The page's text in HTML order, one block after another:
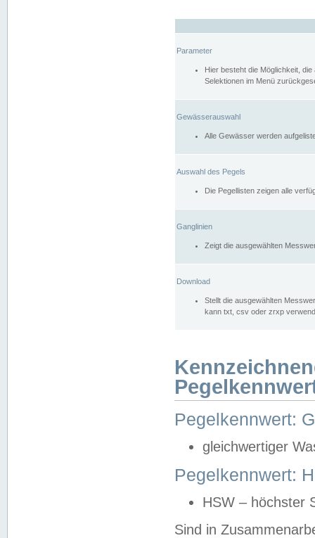
Parameter
Hier besteht die Möglichkeit,
Selektionen im Menü
Gewässerauswahl
Alle Gewässer werden
Auswahl des Pegels
Die Pegellisten zeigen alle
Ganglinien
Zeigt die ausgewählten
Download
Stellt die ausgewählten
kann txt, csv oder zrxp
Pegelkennwert:
gleichwertiger
Pegelkennwert:
HSW – höchster
Sind in